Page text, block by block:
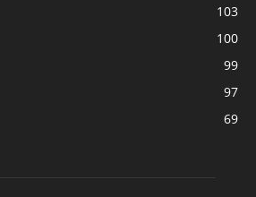
103
100
99
97
69